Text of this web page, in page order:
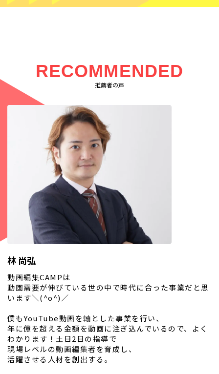
RECOMMENDED
推薦者の声
林 尚弘
動画編集CAMPは
動画需要が伸びている世の中で時代に合った事業だと思
います＼(^o^)／
僕もYouTube動画を軸とした事業を行い、
年に億を超える金額を動画に注ぎ込んでいるので、よく
わかります！土日2日の指導で
現場レベルの動画編集者を育成し、
活躍させる人材を創出する。